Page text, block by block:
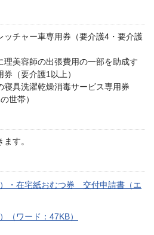
ッチャー車専用券（要介護4・要介護
理美容師の出張費用の一部を助成す
（要介護1以上）
具洗濯乾燥消毒サービス専用券
世帯）
す。
・在宅紙おむつ券 交付申請書（エ
（ワード：47KB）